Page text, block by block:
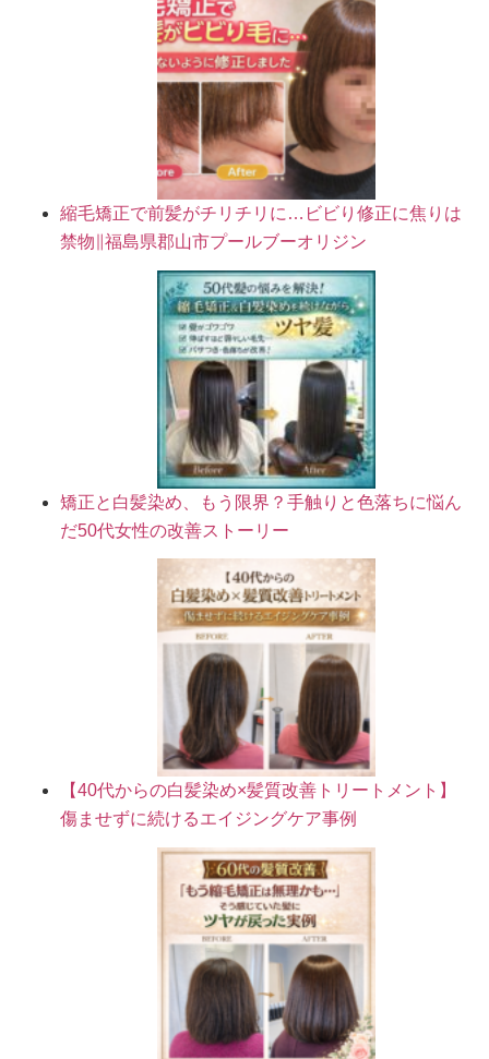
縮毛矯正で前髪がチリチリに…ビビり修正に焦りは
禁物∥福島県郡山市プールブーオリジン
矯正と白髪染め、もう限界？手触りと色落ちに悩ん
だ50代女性の改善ストーリー
【40代からの白髪染め×髪質改善トリートメント】
傷ませずに続けるエイジングケア事例